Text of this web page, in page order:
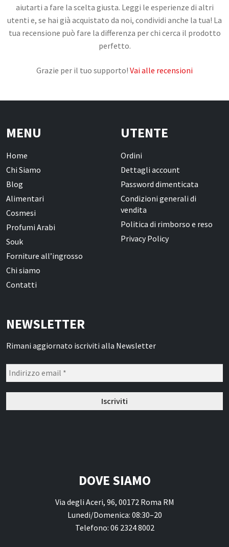
aiutarti a fare la scelta giusta. Leggi le esperienze di altri
utenti e, se hai già acquistato da noi, condividi anche la tua! La
tua recensione può fare la differenza per chi cerca il prodotto
perfetto.
Grazie per il tuo supporto! Vai alle recensioni
MENU
Home
Chi Siamo
Blog
Alimentari
Cosmesi
Profumi Arabi
Souk
Forniture all’ingrosso
Chi siamo
Contatti
UTENTE
Ordini
Dettagli account
Password dimenticata
Condizioni generali di
vendita
Politica di rimborso e reso
Privacy Policy
NEWSLETTER
Rimani aggiornato iscriviti alla Newsletter
DOVE SIAMO
Via degli Aceri, 96, 00172 Roma RM
Lunedi/Domenica: 08:30–20
Telefono: 06 2324 8002